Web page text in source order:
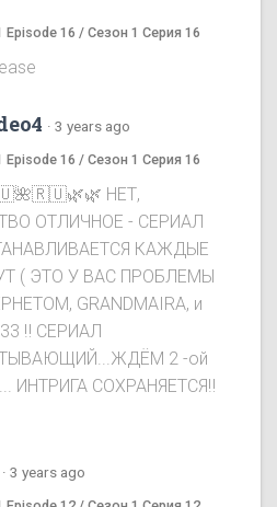
Episode 16 / Сезон 1 Серия 16
· 3 years ago
Episode 16 / Сезон 1 Серия 16
НЕТ,
ОТЛИЧНОЕ - СЕРИАЛ
КАЖДЫЕ
( ЭТО У ВАС ПРОБЛЕМЫ
GRANDMAIRA, и
‼️ СЕРИАЛ
2 -ой
ИНТРИГА СОХРАНЯЕТСЯ‼️
· 3 years ago